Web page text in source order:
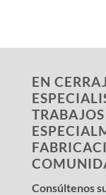
EN
Consúltenos